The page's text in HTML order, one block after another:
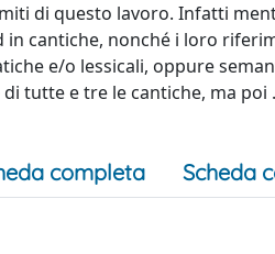
di questo lavoro. Infatti
cantiche, nonché i loro
e/o lessicali, oppure
di tutte e tre le cantiche, ma
completa Scheda